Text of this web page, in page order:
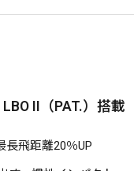
LBO II（PAT.）搭載
長飛距離20％UP